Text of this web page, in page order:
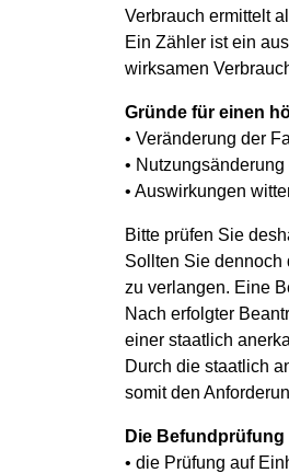
Verbrauch ermittelt
Ein Zähler ist ein
wirksamen
Gründe für einen
• Veränderung der
•
• Auswirkungen
Bitte prüfen Sie
Sollten Sie dennoch
zu verlangen. Eine
Nach erfolgter
einer staatlich
Durch die staatlich
somit den
Die Befundprüfung
• die Prüfung auf